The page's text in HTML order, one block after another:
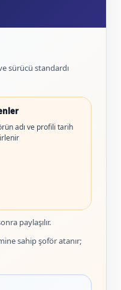
sürücü standardı
adı ve profili tarih
paylaşılır.
sahip şoför atanır;